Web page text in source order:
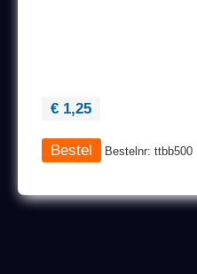
€ 1,25
Bestelnr: ttbb500